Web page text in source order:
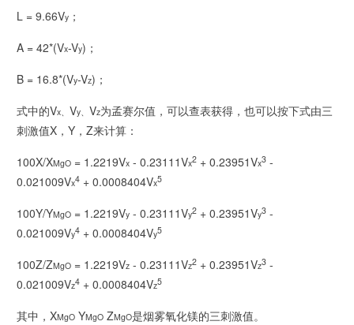
L = 9.66Vy ；
A = 42*(Vx-Vy)；
B = 16.8*(Vy-Vz)；
式中的Vx、 Vy、 Vz为孟赛尔值，可以查表获得，也可以按下式由三
刺激值X，Y，Z来计算：
100X/XMgO = 1.2219Vx - 0.23111Vx2 + 0.23951Vx3 -
0.021009Vx4 + 0.0008404Vx5
100Y/YMgO = 1.2219Vy - 0.23111Vy2 + 0.23951Vy3 -
0.021009Vy4 + 0.0008404Vy5
100Z/ZMgO = 1.2219Vz - 0.23111Vz2 + 0.23951Vz3 -
0.021009Vz4 + 0.0008404Vz5
其中，XMgO YMgO ZMgO是烟雾氧化镁的三刺激值。